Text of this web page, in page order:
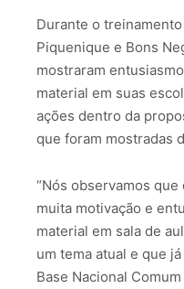
Durante o
Piquenique e Bons
mostraram
material em suas
ações dentro da
que foram mostradas
“Nós observamos
muita motivação e
material em sala de
um tema atual e que
Base Nacional